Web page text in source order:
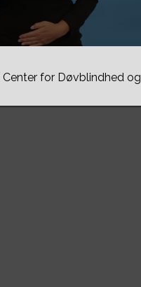
for Døvblindhed og